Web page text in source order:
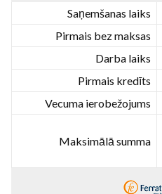
Saņemšanas laiks
Pirmais bez maksas
Darba laiks
Pirmais kredīts
Vecuma ierobežojums
Maksimālā summa